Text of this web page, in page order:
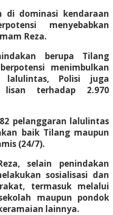
di dominasi kendaraan
menyebabkan
Reza.
berupa Tilang
menimbulkan
lalulintas, Polisi juga
lisan terhadap 2.970
pelanggaran lalulintas
baik Tilang maupun
(24/7).
selain penindakan
sosialisasi dan
termasuk melalui
maupun pondok
lainnya.